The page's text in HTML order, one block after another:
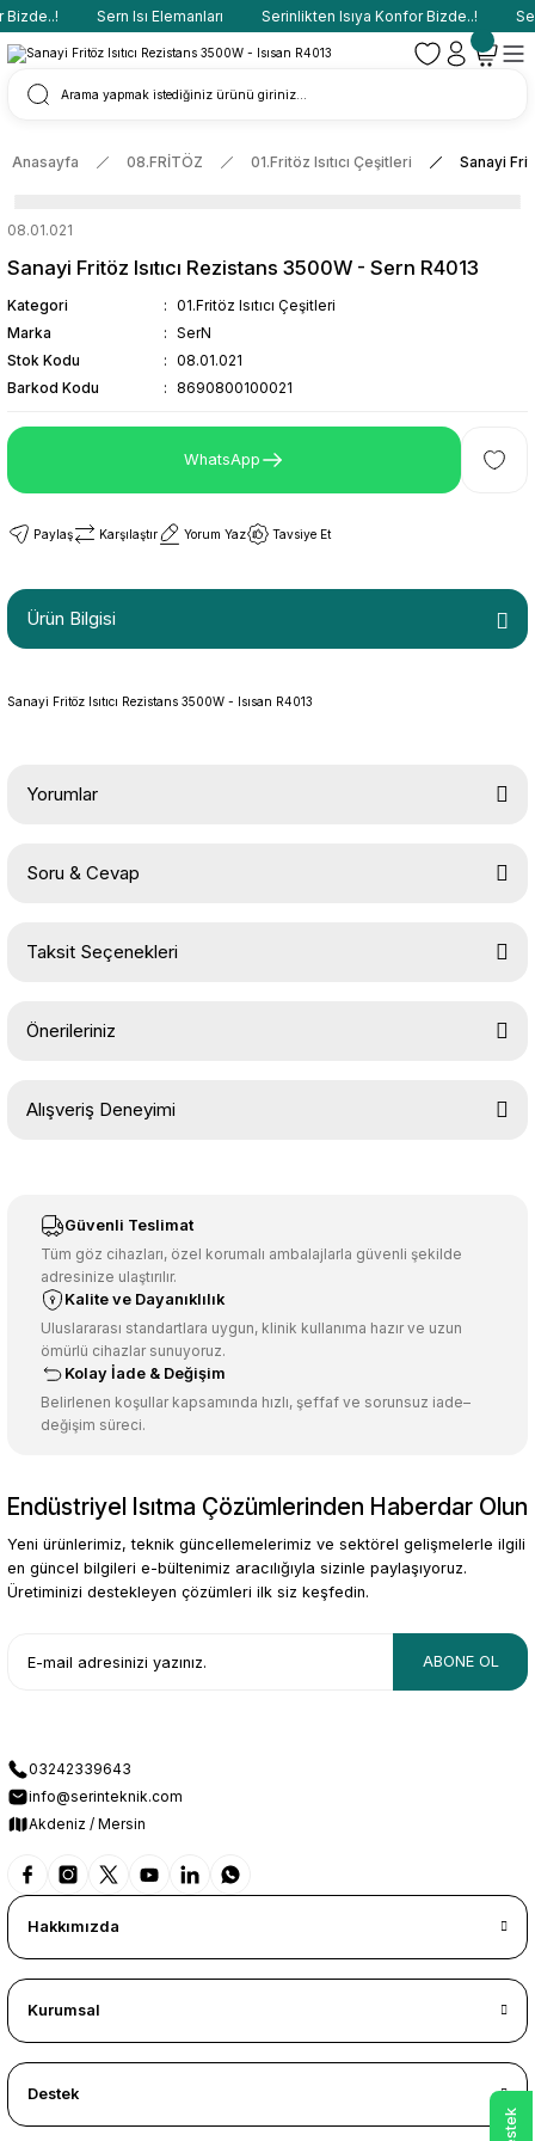
Sern Isı Elemanları Serinlikten Isıya Konfor Bizde..!
Anasayfa 08.FRİTÖZ 01.Fritöz Isıtıcı Çeşitleri Sanayi
08.01.021
Sanayi Fritöz Isıtıcı Rezistans 3500W - Sern R4013
Kategori
01.Fritöz Isıtıcı Çeşitleri
Marka
SerN
Stok Kodu
08.01.021
Barkod Kodu
8690800100021
WhatsApp
Paylaş Karşılaştır Yorum Yaz Tavsiye Et
Ürün Bilgisi
Sanayi Fritöz Isıtıcı Rezistans 3500W - Isısan R4013
Yorumlar
Soru & Cevap
Taksit Seçenekleri
Önerileriniz
konularda yetersiz gördüğünüz noktaları öneri formunu kullanarak
Ürün resmi kalitesiz, bozuk veya görüntülenemiyor.
Ürün açıklamasında eksik bilgiler bulunuyor.
Ürün bilgilerinde hatalar bulunuyor.
Ürün fiyatı diğer sitelerden daha pahalı.
Bu ürüne benzer farklı alternatifler olmalı.
Gönder
Alışveriş Deneyimi
Güvenli Teslimat
Tüm göz cihazları, özel korumalı ambalajlarla güvenli şekilde
adresinize ulaştırılır.
Kalite ve Dayanıklılık
Uluslararası standartlara uygun, klinik kullanıma hazır ve uzun
ömürlü cihazlar sunuyoruz.
Kolay İade & Değişim
Belirlenen koşullar kapsamında hızlı, şeffaf ve sorunsuz iade–
değişim süreci.
Endüstriyel Isıtma Çözümlerinden Haberdar Olun
Yeni ürünlerimiz, teknik güncellemelerimiz ve sektörel gelişmelerle ilgili
en güncel bilgileri e-bültenimiz aracılığıyla sizinle paylaşıyoruz.
Üretiminizi destekleyen çözümleri ilk siz keşfedin.
ABONE OL
03242339643
info@serinteknik.com
Akdeniz / Mersin
Hakkımızda
Kurumsal
Destek